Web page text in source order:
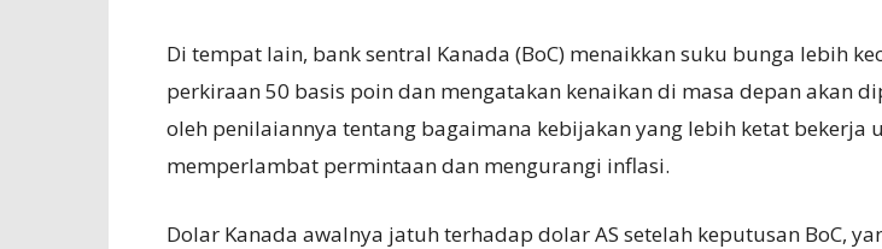
Di tempat lain, bank sentral Kanada (BoC) menaikkan suku bunga lebih
perkiraan 50 basis poin dan mengatakan kenaikan di masa depan akan
oleh penilaiannya tentang bagaimana kebijakan yang lebih ketat bekerja
memperlambat permintaan dan mengurangi inflasi.
Dolar Kanada awalnya jatuh terhadap dolar AS setelah keputusan BoC,